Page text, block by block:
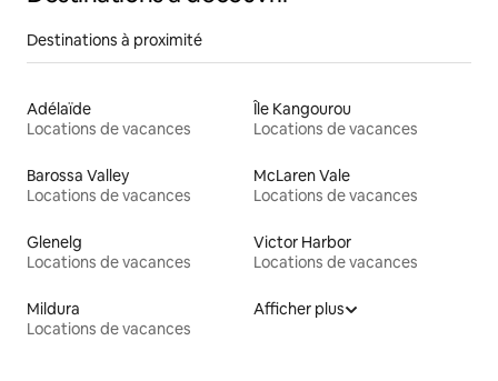
Destinations à proximité
Adélaïde
Locations de vacances
Île Kangourou
Locations de vacances
Barossa Valley
Locations de vacances
McLaren Vale
Locations de vacances
Glenelg
Locations de vacances
Victor Harbor
Locations de vacances
Mildura
Locations de vacances
Afficher plus